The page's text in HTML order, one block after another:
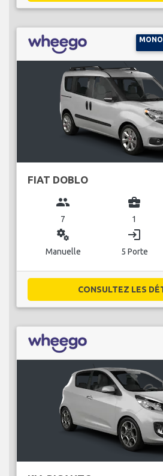
FIAT DOBLO
group
7
business_center
1
miscellaneous_services
Manuelle
login
5 Porte
CONSULTEZ LES